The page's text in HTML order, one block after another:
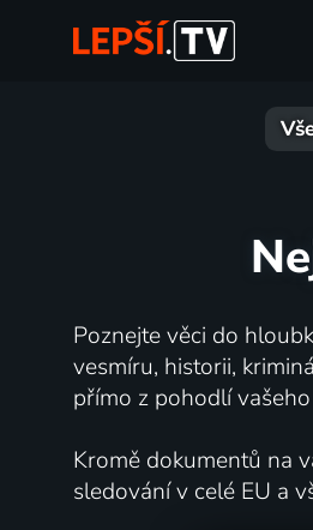
Poznejte věci do
vesmíru, historii,
přímo z pohodlí
Kromě dokumentů na
sledování v celé EU a